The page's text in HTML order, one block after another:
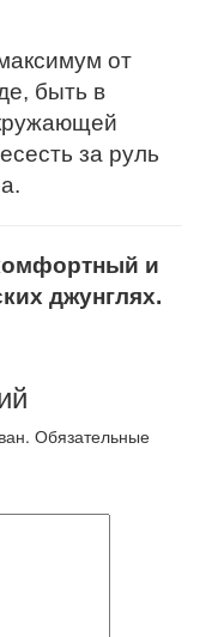
от
быть в
за руль
и
джунглях.
Обязательные